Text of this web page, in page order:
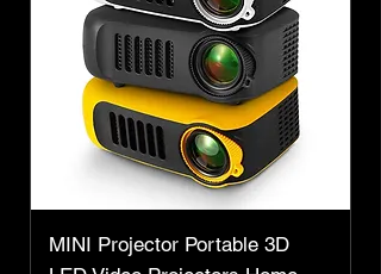
MINI Projector Portable 3D